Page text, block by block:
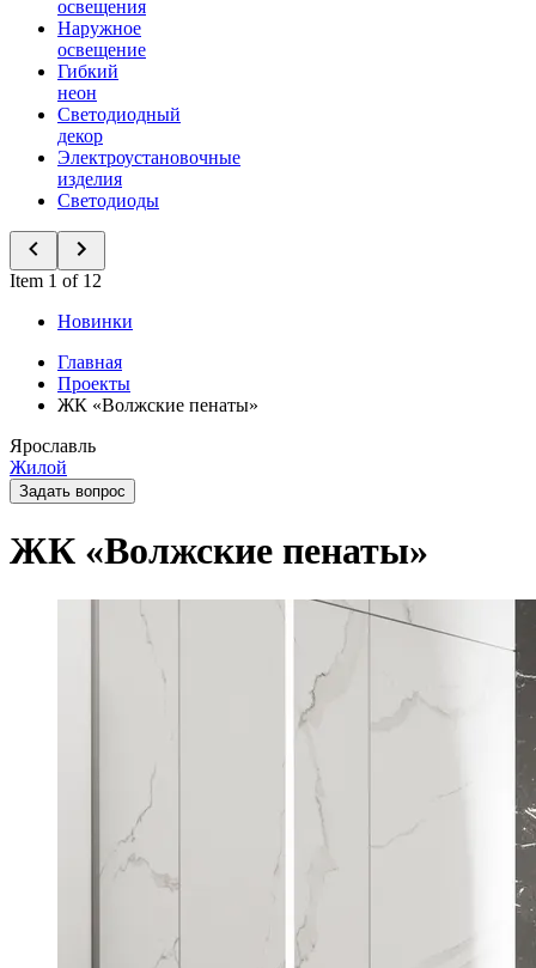
освещения
Наружное
освещение
Гибкий
неон
Светодиодный
декор
Электроустановочные
изделия
Светодиоды
Item 1 of 12
Новинки
Главная
Проекты
ЖК «Волжские пенаты»
Ярославль
Жилой
Задать вопрос
ЖК «Волжские пенаты»